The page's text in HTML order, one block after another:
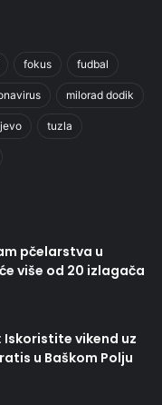
fokus fudbal
milorad dodik
tuzla
pčelarstva u
više od 20 izlagača
Iskoristite vikend uz
u Baškom Polju